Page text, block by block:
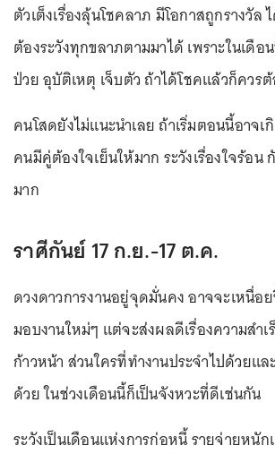
ตัวเต็งเรื่องลุ้นโชคลาภ มีโอกาสถูกรางวัล
ต้องระวังทุกขลาภตามมาได้ เพราะในเดือ
ป่วย อุบัติเหตุ เจ็บตัว ถ้าได้โชคแล้วก็ควร
คนโสดยังไม่แนะนำเลย ถ้าเริ่มตอนนี้อาจเ
คนมีคู่ต้องใจเย็นให้มาก ระวังเรื่องใจร้อน
มาก
ราศีกันย์ 17 ก.ย.-17 ต.ค.
ดวงดาวการงานอยู่จุดมั่นคง อาจจะเหนื่อ
มอบงานใหม่ๆ แต่จะส่งผลดีเรื่องความสำ
ก้าวหน้า ส่วนใครที่ทำงานประจำไปด้วยแล
ด้วย ในช่วงเดือนนี้ก็เป็นจังหวะที่ดีเช่นกัน
ระวังเป็นเดือนแห่งการก่อหนี้ รายจ่ายหนัก